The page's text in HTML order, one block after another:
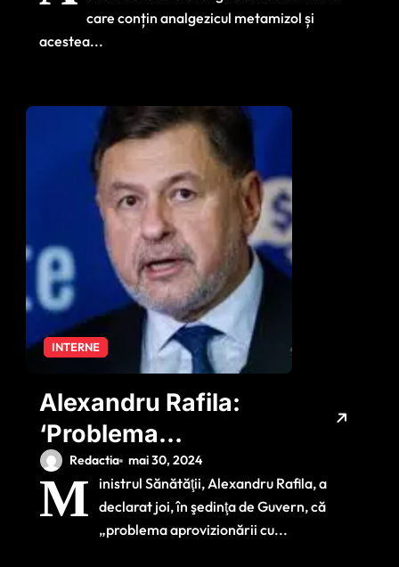
care ar fi motivul
care conțin analgezicul metamizol și
acestea...
INTERNE
Alexandru Rafila:
‘Problema
aprovizionării cu
medicamente este
problema întregii UE’
Redactia mai 30, 2024
M
inistrul Sănătăţii, Alexandru Rafila, a
declarat joi, în şedinţa de Guvern, că
„problema aprovizionării cu...